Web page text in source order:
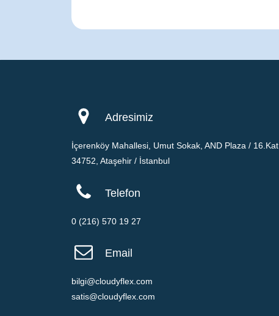
Adresimiz
İçerenköy Mahallesi, Umut Sokak, AND Plaza / 16.Kat ,
34752, Ataşehir / İstanbul
Telefon
0 (216) 570 19 27
Email
bilgi@cloudyflex.com
satis@cloudyflex.com